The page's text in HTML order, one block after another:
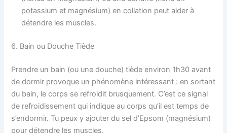
potassium et magnésium) en collation peut aider à
détendre les muscles.
6. Bain ou Douche Tiède
Prendre un bain (ou une douche) tiède environ 1h30 avant
de dormir provoque un phénomène intéressant : en sortant
du bain, le corps se refroidit brusquement. C’est ce signal
de refroidissement qui indique au corps qu’il est temps de
s’endormir. Tu peux y ajouter du sel d’Epsom (magnésium)
pour détendre les muscles.